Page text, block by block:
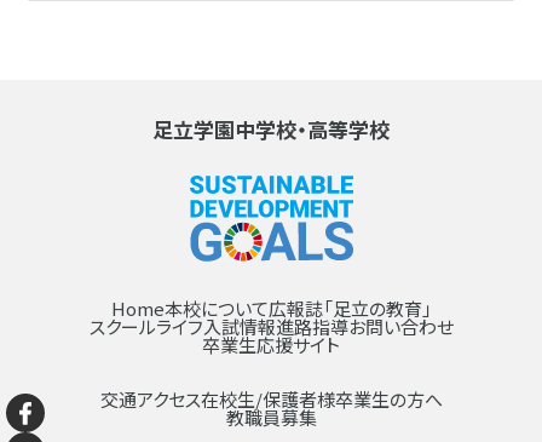
足立学園中学校・高等学校
Home本校について広報誌「足立の教育」
スクールライフ入試情報進路指導お問い合わせ
卒業生応援サイト
交通アクセス在校生/保護者様卒業生の方へ
教職員募集